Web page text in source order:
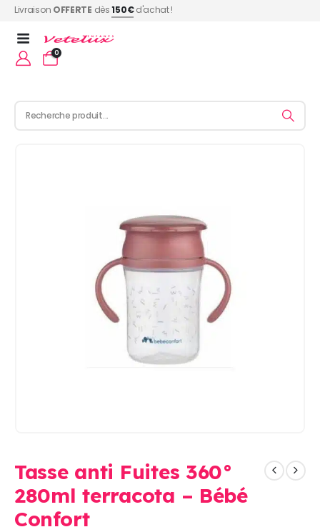
Livraison OFFERTE dès150€d'achat !
0
Tasse anti Fuites 360°
280ml terracota – Bébé
Confort